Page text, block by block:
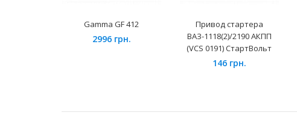
Gamma GF 412
2996 грн.
Привод стартера
ВАЗ-1118(2)/2190 АКПП
(VCS 0191) СтартВольт
146 грн.